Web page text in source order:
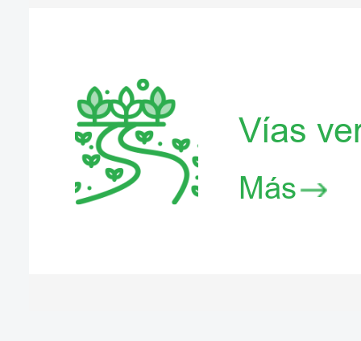
Vías
Más